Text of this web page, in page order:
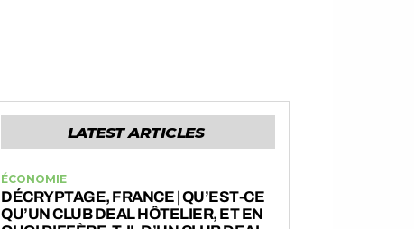
LATEST ARTICLES
ÉCONOMIE
DÉCRYPTAGE, FRANCE | QU’EST-CE
QU’UN CLUB DEAL HÔTELIER, ET EN